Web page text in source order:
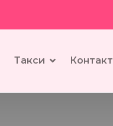
Такси